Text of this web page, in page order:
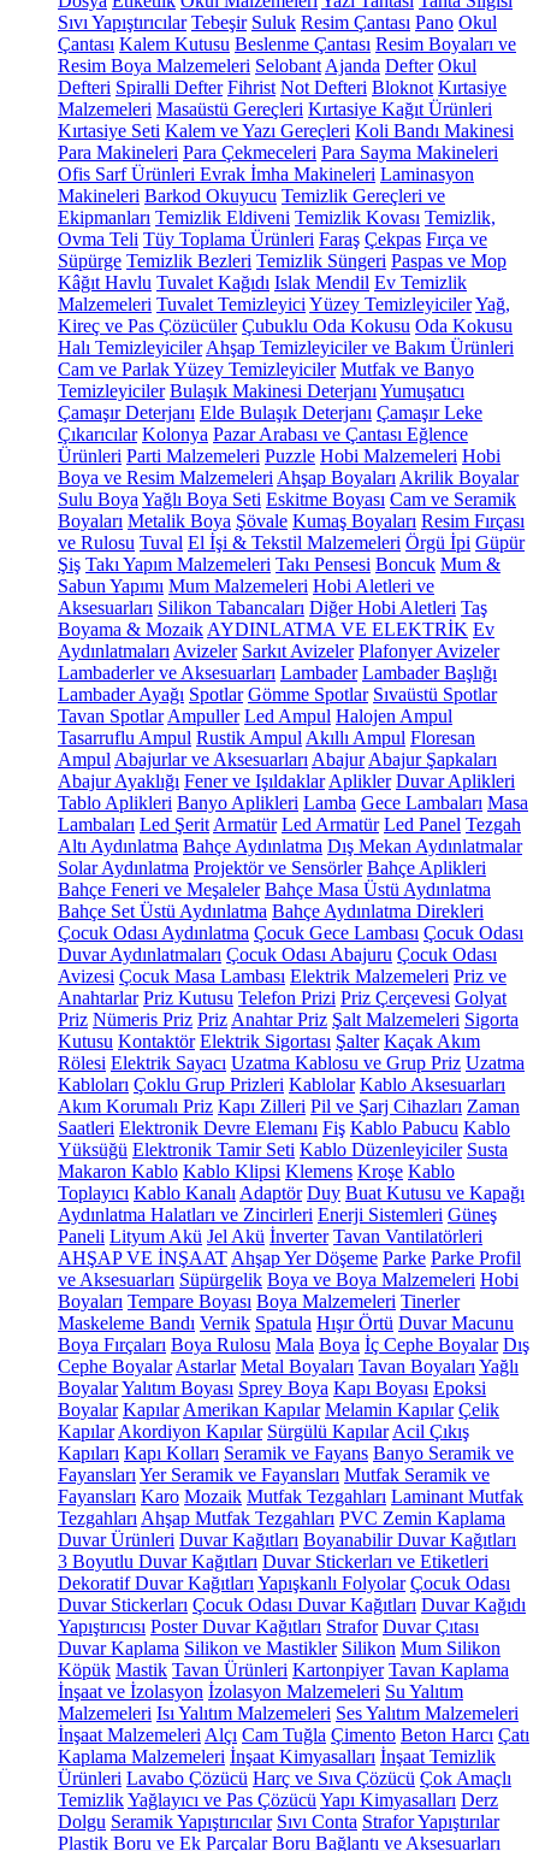
Sıvı Yapıştırıcılar Tebeşir Suluk Resim Çantası Pano Okul
Çantası Kalem Kutusu Beslenme Çantası Resim Boyaları ve
Resim Boya Malzemeleri Selobant Ajanda Defter Okul
Defteri Spiralli Defter Fihrist Not Defteri Bloknot Kırtasiye
Malzemeleri Masaüstü Gereçleri Kırtasiye Kağıt Ürünleri
Kırtasiye Seti Kalem ve Yazı Gereçleri Koli Bandı Makinesi
Para Makineleri Para Çekmeceleri Para Sayma Makineleri
Ofis Sarf Ürünleri Evrak İmha Makineleri Laminasyon
Makineleri Barkod Okuyucu Temizlik Gereçleri ve
Ekipmanları Temizlik Eldiveni Temizlik Kovası Temizlik,
Ovma Teli Tüy Toplama Ürünleri Faraş Çekpas Fırça ve
Süpürge Temizlik Bezleri Temizlik Süngeri Paspas ve Mop
Kâğıt Havlu Tuvalet Kağıdı Islak Mendil Ev Temizlik
Malzemeleri Tuvalet Temizleyici Yüzey TemizleyicilerYağ,
Kireç ve Pas Çözücüler Çubuklu Oda Kokusu Oda Kokusu
Halı Temizleyiciler Ahşap Temizleyiciler ve Bakım Ürünleri
Cam ve Parlak Yüzey Temizleyiciler Mutfak ve Banyo
Temizleyiciler Bulaşık Makinesi Deterjanı Yumuşatıcı
Çamaşır Deterjanı Elde Bulaşık Deterjanı Çamaşır Leke
Çıkarıcılar Kolonya Pazar Arabası ve Çantası Eğlence
Ürünleri Parti Malzemeleri Puzzle Hobi Malzemeleri Hobi
Boya ve Resim Malzemeleri Ahşap Boyaları Akrilik Boyalar
Sulu Boya Yağlı Boya Seti Eskitme Boyası Cam ve Seramik
Boyaları Metalik Boya Şövale Kumaş Boyaları Resim Fırçası
ve Rulosu Tuval El İşi & Tekstil Malzemeleri Örgü İpi Güpür
Şiş Takı Yapım Malzemeleri Takı Pensesi Boncuk Mum &
Sabun Yapımı Mum Malzemeleri Hobi Aletleri ve
Aksesuarları Silikon Tabancaları Diğer Hobi Aletleri Taş
Boyama & Mozaik AYDINLATMA VE ELEKTRİK Ev
Aydınlatmaları Avizeler Sarkıt Avizeler Plafonyer Avizeler
Lambaderler ve Aksesuarları Lambader Lambader Başlığı
Lambader Ayağı Spotlar Gömme Spotlar Sıvaüstü Spotlar
Tavan Spotlar Ampuller Led Ampul Halojen Ampul
Tasarruflu Ampul Rustik Ampul Akıllı Ampul Floresan
Ampul Abajurlar ve Aksesuarları Abajur Abajur Şapkaları
Abajur Ayaklığı Fener ve Işıldaklar Aplikler Duvar Aplikleri
Tablo Aplikleri Banyo Aplikleri Lamba Gece Lambaları Masa
Lambaları Led Şerit Armatür Led Armatür Led Panel Tezgah
Altı Aydınlatma Bahçe Aydınlatma Dış Mekan Aydınlatmalar
Solar Aydınlatma Projektör ve Sensörler Bahçe Aplikleri
Bahçe Feneri ve Meşaleler Bahçe Masa Üstü Aydınlatma
Bahçe Set Üstü Aydınlatma Bahçe Aydınlatma Direkleri
Çocuk Odası Aydınlatma Çocuk Gece Lambası Çocuk Odası
Duvar Aydınlatmaları Çocuk Odası Abajuru Çocuk Odası
Avizesi Çocuk Masa Lambası Elektrik Malzemeleri Priz ve
Anahtarlar Priz Kutusu Telefon Prizi Priz Çerçevesi Golyat
Priz Nümeris Priz Priz Anahtar Priz Şalt Malzemeleri Sigorta
Kutusu Kontaktör Elektrik Sigortası Şalter Kaçak Akım
Rölesi Elektrik Sayacı Uzatma Kablosu ve Grup Priz Uzatma
Kabloları Çoklu Grup Prizleri Kablolar Kablo Aksesuarları
Akım Korumalı Priz Kapı Zilleri Pil ve Şarj Cihazları Zaman
Saatleri Elektronik Devre Elemanı Fiş Kablo Pabucu Kablo
Yüksüğü Elektronik Tamir Seti Kablo Düzenleyiciler Susta
Makaron Kablo Kablo Klipsi Klemens Kroşe Kablo
Toplayıcı Kablo Kanalı Adaptör Duy Buat Kutusu ve Kapağı
Aydınlatma Halatları ve Zincirleri Enerji Sistemleri Güneş
Paneli Lityum Akü Jel Akü İnverter Tavan Vantilatörleri
AHŞAP VE İNŞAAT Ahşap Yer Döşeme Parke Parke Profil
ve Aksesuarları Süpürgelik Boya ve Boya Malzemeleri Hobi
Boyaları Tempare Boyası Boya Malzemeleri Tinerler
Maskeleme Bandı Vernik Spatula Hışır Örtü Duvar Macunu
Boya Fırçaları Boya Rulosu Mala Boya İç Cephe Boyalar Dış
Cephe Boyalar Astarlar Metal Boyaları Tavan Boyaları Yağlı
BoyalarYalıtım Boyası Sprey Boya Kapı Boyası Epoksi
Boyalar Kapılar Amerikan Kapılar Melamin Kapılar Çelik
Kapılar Akordiyon Kapılar Sürgülü Kapılar Acil Çıkış
Kapıları Kapı Kolları Seramik ve Fayans Banyo Seramik ve
Fayansları Yer Seramik ve Fayansları Mutfak Seramik ve
Fayansları Karo Mozaik Mutfak Tezgahları Laminant Mutfak
Tezgahları Ahşap Mutfak Tezgahları PVC Zemin Kaplama
Duvar Ürünleri Duvar Kağıtları Boyanabilir Duvar Kağıtları
3 Boyutlu Duvar Kağıtları Duvar Stickerları ve Etiketleri
Dekoratif Duvar Kağıtları Yapışkanlı Folyolar Çocuk Odası
Duvar Stickerları Çocuk Odası Duvar Kağıtları Duvar Kağıdı
Yapıştırıcısı Poster Duvar Kağıtları Strafor Duvar Çıtası
Duvar Kaplama Silikon ve Mastikler Silikon Mum Silikon
Köpük Mastik Tavan Ürünleri Kartonpiyer Tavan Kaplama
İnşaat ve İzolasyon İzolasyon Malzemeleri Su Yalıtım
Malzemeleri Isı Yalıtım Malzemeleri Ses Yalıtım Malzemeleri
İnşaat Malzemeleri Alçı Cam Tuğla Çimento Beton Harcı Çatı
Kaplama Malzemeleri İnşaat Kimyasalları İnşaat Temizlik
Ürünleri Lavabo Çözücü Harç ve Sıva Çözücü Çok Amaçlı
TemizlikYağlayıcı ve Pas Çözücü Yapı Kimyasalları Derz
Dolgu Seramik Yapıştırıcılar Sıvı Conta Strafor Yapıştırılar
Plastik Boru ve Ek Parçalar Boru Bağlantı ve Aksesuarları